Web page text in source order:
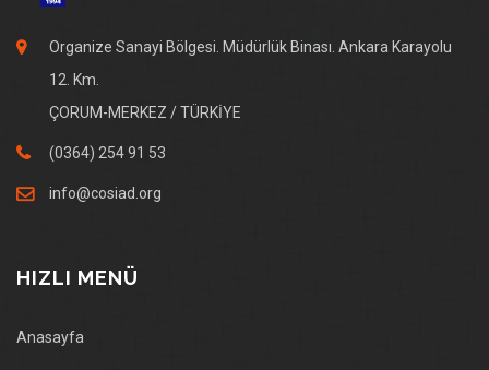
Organize Sanayi Bölgesi. Müdürlük Binası. Ankara Karayolu
12. Km.
ÇORUM-MERKEZ / TÜRKİYE
(0364) 254 91 53
info@cosiad.org
HIZLI MENÜ
Anasayfa